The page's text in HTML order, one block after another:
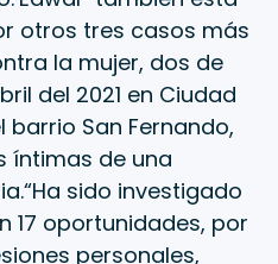
otros tres casos más
la mujer, dos de
del 2021 en Ciudad
barrio San Fernando,
íntimas de una
sido investigado
17 oportunidades, por
personales,